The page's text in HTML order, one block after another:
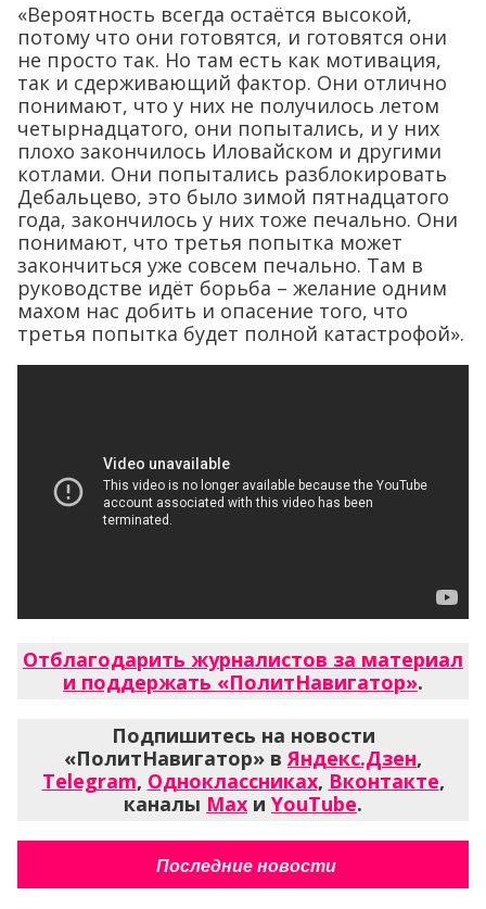
«Вероятность всегда остаётся высокой,
потому что они готовятся, и готовятся они
не просто так. Но там есть как мотивация,
так и сдерживающий фактор. Они отлично
понимают, что у них не получилось летом
четырнадцатого, они попытались, и у них
плохо закончилось Иловайском и другими
котлами. Они попытались разблокировать
Дебальцево, это было зимой пятнадцатого
года, закончилось у них тоже печально. Они
понимают, что третья попытка может
закончиться уже совсем печально. Там в
руководстве идёт борьба – желание одним
махом нас добить и опасение того, что
третья попытка будет полной катастрофой».
Отблагодарить журналистов за материал
и поддержать «ПолитНавигатор».
Подпишитесь на новости
«ПолитНавигатор» вЯндекс.Дзен,
Telegram, Одноклассниках, Вконтакте,
каналы Max и YouTube.
Последние новости